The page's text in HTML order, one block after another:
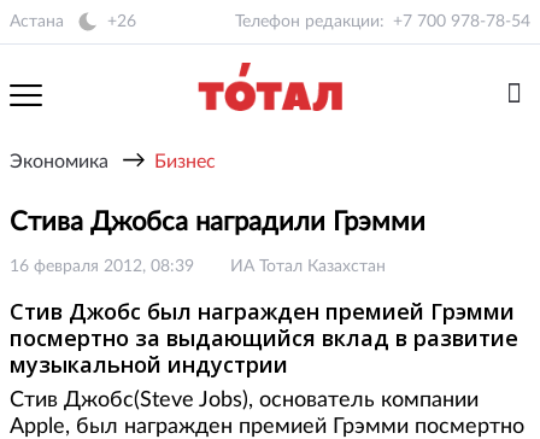
Астана +26 Телефон редакции: +7 700 978-78-54
Экономика → Бизнес
Стива Джобса наградили Грэмми
16 февраля 2012, 08:39 ИА Тотал Казахстан
Стив Джобс был награжден премией Грэмми
посмертно за выдающийся вклад в развитие
музыкальной индустрии
Стив Джобс(Steve Jobs), основатель компании
Apple, был награжден премией Грэмми посмертно